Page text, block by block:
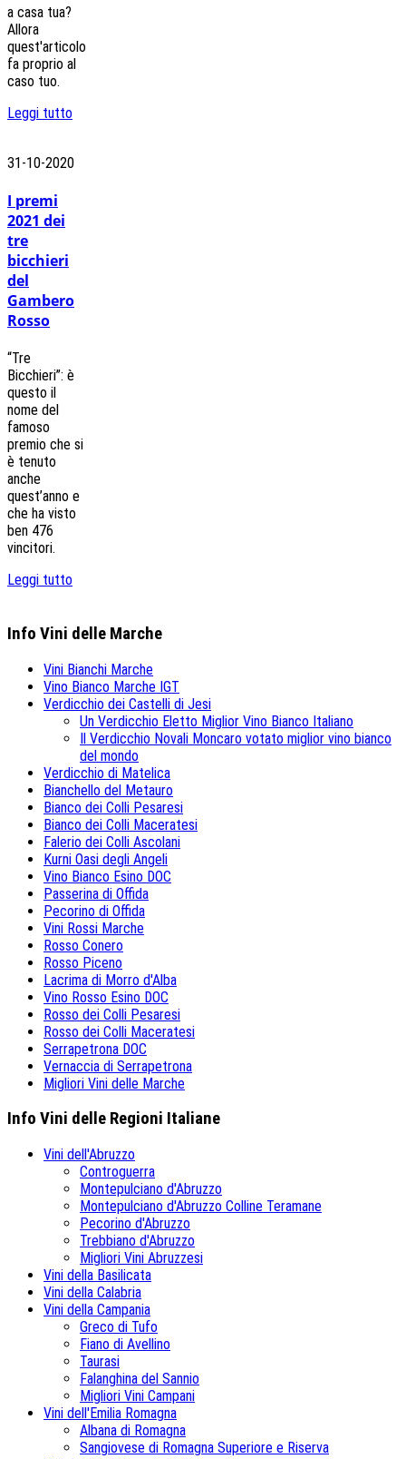
a casa tua?
Allora
quest'articolo
fa proprio al
caso tuo.
Leggi tutto
31-10-2020
I premi
2021 dei
tre
bicchieri
del
Gambero
Rosso
“Tre
Bicchieri”: è
questo il
nome del
famoso
premio che si
è tenuto
anche
quest’anno e
che ha visto
ben 476
vincitori.
Leggi tutto
Info Vini delle Marche
Vini Bianchi Marche
Vino Bianco Marche IGT
Verdicchio dei Castelli di Jesi
Un Verdicchio Eletto Miglior Vino Bianco Italiano
Il Verdicchio Novali Moncaro votato miglior vino bianco
del mondo
Verdicchio di Matelica
Bianchello del Metauro
Bianco dei Colli Pesaresi
Bianco dei Colli Maceratesi
Falerio dei Colli Ascolani
Kurni Oasi degli Angeli
Vino Bianco Esino DOC
Passerina di Offida
Pecorino di Offida
Vini Rossi Marche
Rosso Conero
Rosso Piceno
Lacrima di Morro d'Alba
Vino Rosso Esino DOC
Rosso dei Colli Pesaresi
Rosso dei Colli Maceratesi
Serrapetrona DOC
Vernaccia di Serrapetrona
Migliori Vini delle Marche
Info Vini delle Regioni Italiane
Vini dell'Abruzzo
Controguerra
Montepulciano d'Abruzzo
Montepulciano d'Abruzzo Colline Teramane
Pecorino d'Abruzzo
Trebbiano d'Abruzzo
Migliori Vini Abruzzesi
Vini della Basilicata
Vini della Calabria
Vini della Campania
Greco di Tufo
Fiano di Avellino
Taurasi
Falanghina del Sannio
Migliori Vini Campani
Vini dell'Emilia Romagna
Albana di Romagna
Sangiovese di Romagna Superiore e Riserva